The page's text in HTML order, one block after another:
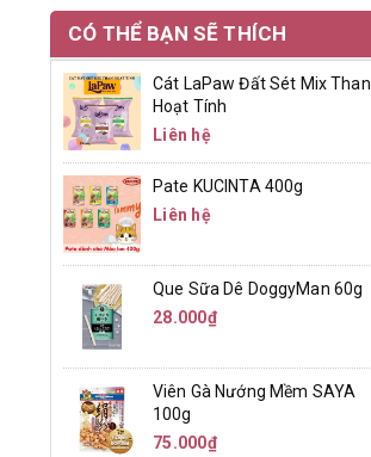
CÓ THỂ BẠN SẼ THÍCH
Cát LaPaw Đất Sét Mix Than
Hoạt Tính
Liên hệ
Pate KUCINTA 400g
Liên hệ
Que Sữa Dê DoggyMan 60g
28.000₫
Viên Gà Nướng Mềm SAYA
100g
75.000₫